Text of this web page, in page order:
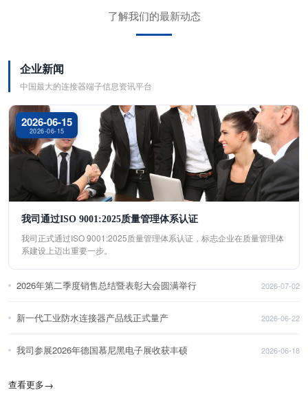
了解我们的最新动态
企业新闻
中国最大的连接器端子信息资讯平台
2026-06-15
2026-06-15
我司通过ISO 9001:2025质量管理体系认证
我司正式通过ISO 9001:2025质量管理体系认证，标志企业在质量管理体
系建设上迈出重要一步。
2026年第二季度销售总结暨表彰大会圆满举行 2026-07-02
新一代工业防水连接器产品线正式量产 2026-06-22
我司参展2026年德国慕尼黑电子展收获丰硕 2026-06-18
查看更多→